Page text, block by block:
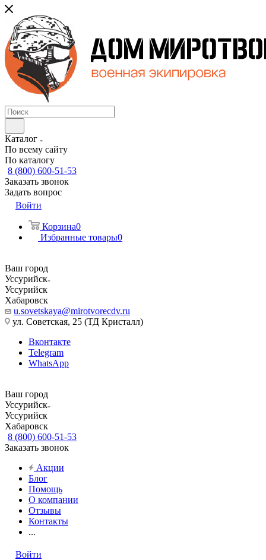
Каталог
По всему сайту
По каталогу
8 (800) 600-51-53
Заказать звонок
Задать вопрос
Войти
Корзина0
Избранные товары0
Ваш город
Уссурийск
Уссурийск
Хабаровск
u.sovetskaya@mirotvorecdv.ru
ул. Советская, 25 (ТД Кристалл)
Вконтакте
Telegram
WhatsApp
Ваш город
Уссурийск
Уссурийск
Хабаровск
8 (800) 600-51-53
Заказать звонок
Акции
Блог
Помощь
О компании
Отзывы
Контакты
...
Войти